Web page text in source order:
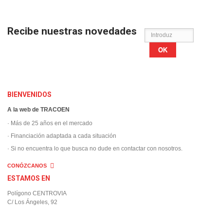
Recibe nuestras novedades
OK
BIENVENIDOS
A la web de TRACOEN
· Más de 25 años en el mercado
· Financiación adaptada a cada situación
· Si no encuentra lo que busca no dude en contactar con nosotros.
CONÓZCANOS
ESTAMOS EN
Polígono CENTROVIA
C/ Los Ángeles, 92